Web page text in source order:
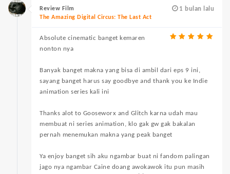
1 bulan lalu
Review Film
The Amazing Digital Circus: The Last Act
Absolute cinematic banget kemaren
nonton nya
Banyak banget makna yang bisa di ambil dari eps 9 ini,
sayang banget harus say goodbye and thank you ke Indie
animation series kali ini
Thanks alot to Gooseworx and Glitch karna udah mau
membuat ni series animation, klo gak gw gak bakalan
pernah menemukan makna yang peak banget
Ya enjoy banget sih aku ngambar buat ni fandom palingan
jago nya ngambar Caine doang awokawok itu pun masih